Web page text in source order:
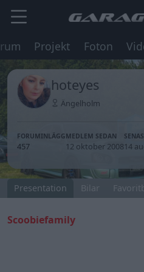
Projekt Foton
hoteyes
Ängelholm
FORUMINLÄGG
457
MEDLEM SEDAN
12 oktober 200814
Presentation Bilar
Scoobiefamily